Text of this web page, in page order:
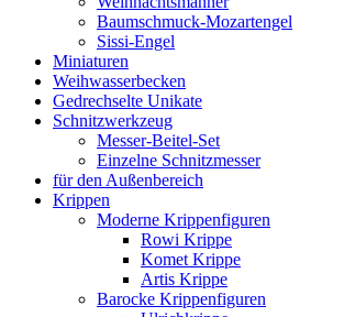
Baumschmuck-Mozartengel
Sissi-Engel
Miniaturen
Weihwasserbecken
Gedrechselte Unikate
Schnitzwerkzeug
Messer-Beitel-Set
Einzelne Schnitzmesser
für den Außenbereich
Krippen
Moderne Krippenfiguren
Rowi Krippe
Komet Krippe
Artis Krippe
Barocke Krippenfiguren